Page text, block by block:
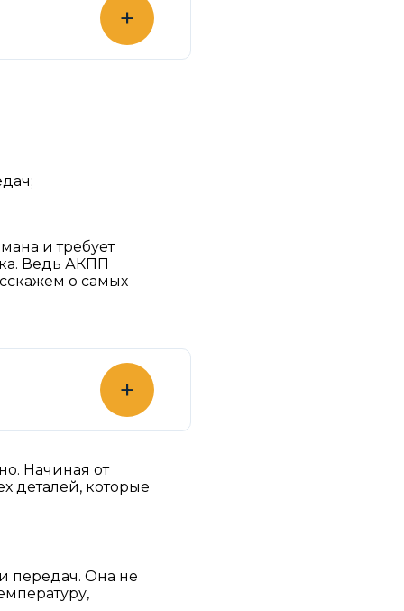
+
и требует
Ведь АКПП
о самых
+
Начиная от
деталей, которые
передач. Она не